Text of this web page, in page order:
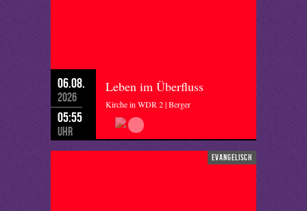
06.08.
2026
05:55
Uhr
Leben im Überfluss
Kirche in WDR 2 | Berger
evangelisch